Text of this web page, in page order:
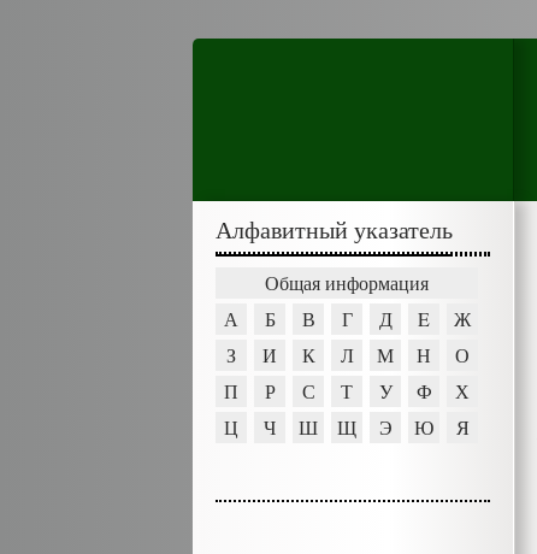
Алфавитный указатель
Общая информация
А
Б В Г Д E
Ж
З
И К Л М Н
О
П
Р С Т У Ф
Х
Ц
Ч Ш Щ Э Ю Я